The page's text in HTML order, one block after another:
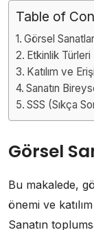
Table of
Görsel
Etkinlik Türleri
Katılım ve
Sanatın
SSS (Sıkça
Görsel
Bu makalede,
önemi ve
Sanatın